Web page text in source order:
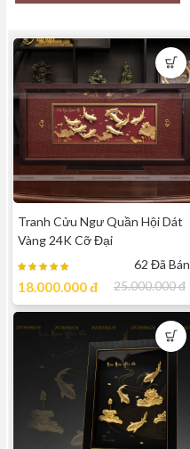
Tranh Cửu Ngư Quần Hội Dát
Vàng 24K Cỡ Đại
62 Đã Bán
18.000.000đ 25.000.000đ